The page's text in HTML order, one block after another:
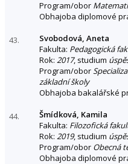
Program/obor
Obhajoba diplomové
43.
Svobodová, Aneta
Fakulta: Pedagogická
Rok: 2017, studium
Program/obor
základní školy
Obhajoba bakalářské
44.
Šmídková, Kamila
Fakulta: Filozofická
Rok: 2019, studium
Program/obor Obecná
Obhajoba diplomové